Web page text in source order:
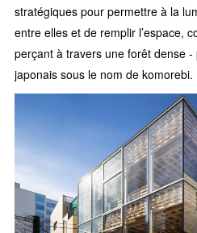
stratégiques pour permettre à la
entre elles et de remplir l’espace,
perçant à travers une forêt dense
japonais sous le nom de komorebi.